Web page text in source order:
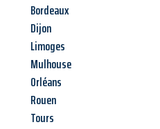
Bordeaux
Dijon
Limoges
Mulhouse
Orléans
Rouen
Tours